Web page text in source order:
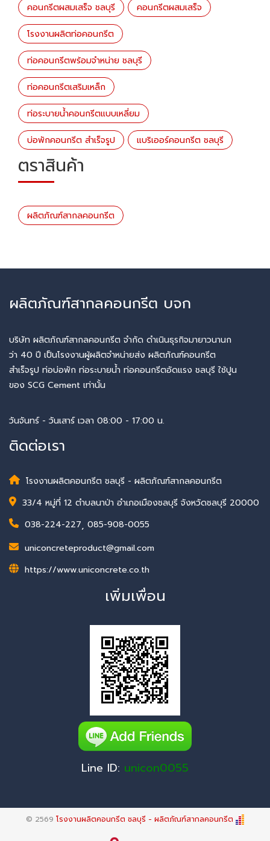
คอนกรีตผสมเสร็จ ชลบุรี คอนกรีตผสมเสร็จ
โรงงานผลิตท่อคอนกรีต
ท่อคอนกรีตพร้อมจำหน่าย ชลบุรี
ท่อคอนกรีตเสริมเหล็ก
ท่อระบายน้ำคอนกรีตแบบเหลี่ยม
บ่อพักคอนกรีต สำเร็จรูป แบริเออร์คอนกรีต ชลบุรี
ตราสินค้า
ผลิตภัณฑ์สากลคอนกรีต
ผลิตภัณฑ์สากลคอนกรีต บจก
บริษัท ผลิตภัณฑ์สากลคอนกรีต จำกัด ดำเนินธุรกิจมายาวนานก
ว่า 40 ปี เป็นโรงงานผู้ผลิตจำหน่ายส่ง ผลิตภัณฑ์คอนกรีต
สำเร็จรูป ท่อบ่อพัก ท่อระบายน้ำ ท่อคอนกรีตอัดแรง ชลบุรี ใช้ปูน
ของ SCG Cement เท่านั้น
วันจันทร์ - วันเสาร์ เวลา 08:00 - 17:00 น.
ติดต่อเรา
โรงงานผลิตคอนกรีต ชลบุรี - ผลิตภัณฑ์สากลคอนกรีต
33/4 หมู่ที่ 12 ตำบลนาป่า อำเภอเมืองชลบุรี จังหวัดชลบุรี 20000
038-224-227, 085-908-0055
uniconcreteproduct@gmail.com
https://www.uniconcrete.co.th
เพิ่มเพื่อน
Line ID: unicon0055
© 2569 โรงงานผลิตคอนกรีต ชลบุรี - ผลิตภัณฑ์สากลคอนกรีต